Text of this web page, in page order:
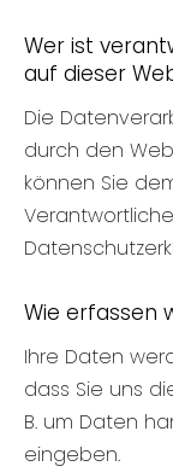
Wer ist
auf dieser
Die
durch den
können Sie
Wie erfassen
Ihre Daten
dass Sie uns
B. um Daten
eingeben.